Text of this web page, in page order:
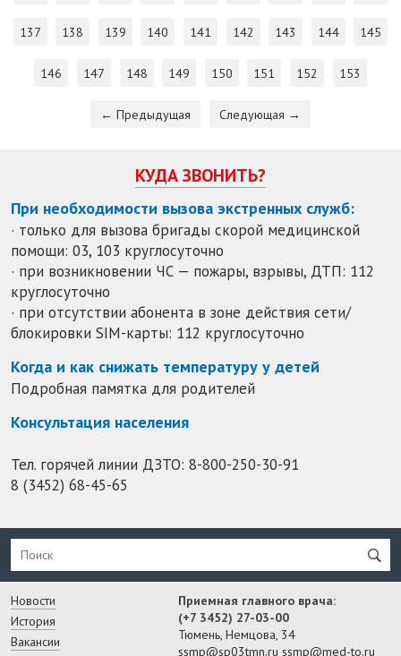
137 138 139 140 141 142 143 144 145
146 147 148 149 150 151 152 153
← Предыдущая Следующая →
КУДА ЗВОНИТЬ?
При необходимости вызова экстренных служб:
· только для вызова бригады скорой медицинской
помощи: 03, 103 круглосуточно
· при возникновении ЧС — пожары, взрывы, ДТП: 112
круглосуточно
· при отсутствии абонента в зоне действия сети/
блокировки SIM-карты: 112 круглосуточно
Когда и как снижать температуру у детей
Подробная памятка для родителей
Консультация населения
Тел. горячей линии ДЗТО: 8-800-250-30-91
8 (3452) 68-45-65
Новости
История
Вакансии
Приемная главного врача:
(+7 3452) 27-03-00
Тюмень, Немцова, 34
ssmp@sp03tmn.ru ssmp@med-to.ru